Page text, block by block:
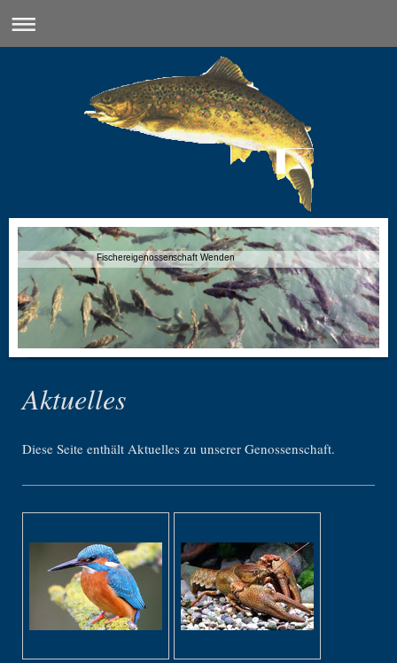
Fischereigenossenschaft Wenden
Aktuelles
Diese Seite enthält Aktuelles zu unserer Genossenschaft.